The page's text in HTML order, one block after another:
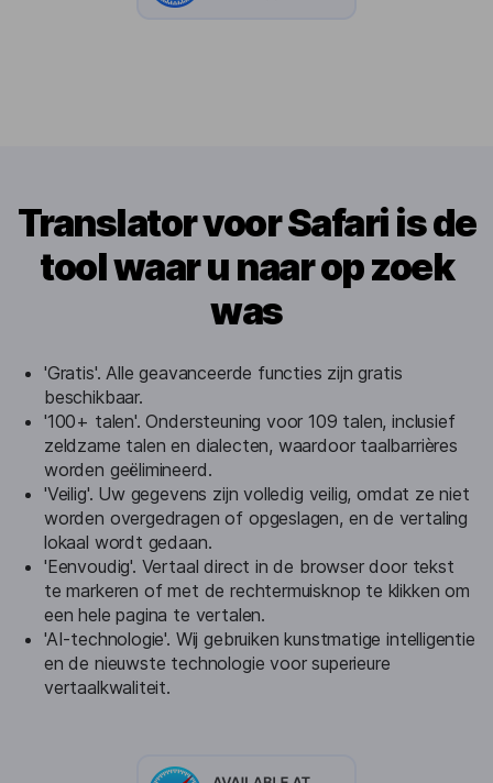
Translator voor Safari is de
tool waar u naar op zoek
was
'Gratis'. Alle geavanceerde functies zijn gratis
beschikbaar.
'100+ talen'. Ondersteuning voor 109 talen, inclusief
zeldzame talen en dialecten, waardoor taalbarrières
worden geëlimineerd.
'Veilig'. Uw gegevens zijn volledig veilig, omdat ze niet
worden overgedragen of opgeslagen, en de vertaling
lokaal wordt gedaan.
'Eenvoudig'. Vertaal direct in de browser door tekst
te markeren of met de rechtermuisknop te klikken om
een ​​hele pagina te vertalen.
'AI-technologie'. Wij gebruiken kunstmatige intelligentie
en de nieuwste technologie voor superieure
vertaalkwaliteit.